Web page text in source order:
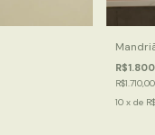
R$1.710,00
10 x de